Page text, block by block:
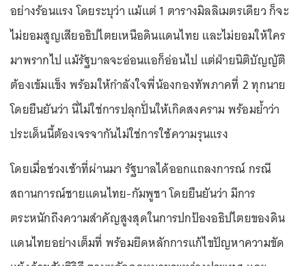
อย่างร้อนแรง โดยระบุว่า แม้แต่ 1 ตารางมิลลิเมตรเดียว ก็จะ
ไม่ยอมสูญเสียอธิปไตยเหนือดินแดนไทย และไม่ยอมให้ใคร
มาพรากไป แม้รัฐบาลจะอ่อนแอก็อ่อนไป แต่ฝ่ายนิติบัญญัติ
ต้องเข้มแข็ง พร้อมให้กำลังใจพี่น้องกองทัพภาคที่ 2 ทุกนาย
โดยยืนยันว่า นี่ไม่ใช่การปลุกปั่นให้เกิดสงคราม พร้อมย้ำว่า
ประเด็นนี้ต้องเจรจากันไม่ใช่การใช้ความรุนแรง
โดยเมื่อช่วงเช้าที่ผ่านมา รัฐบาลได้ออกแถลงการณ์ กรณี
สถานการณ์ชายแดนไทย-กัมพูชา โดยยืนยันว่า มีการ
ตระหนักถึงความสำคัญสูงสุดในการปกป้องอธิปไตยของดิน
แดนไทยอย่างเต็มที่ พร้อมยึดหลักการแก้ไขปัญหาความขัด